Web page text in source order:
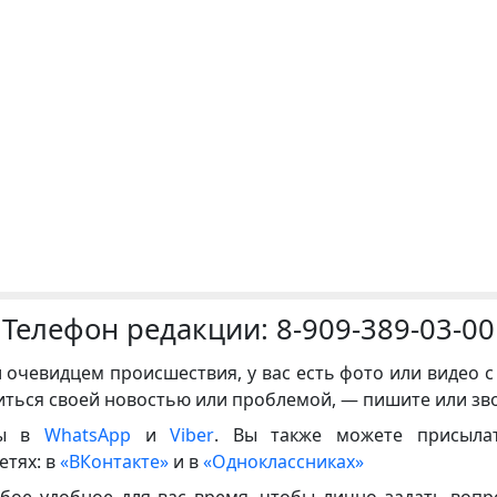
Телефон редакции: 8-909-389-03-00
очевидцем происшествия, у вас есть фото или видео
своей новостью или проблемой, — пишите или
в WhatsApp иViber. Вы также можете
в«ВКонтакте» и в«Одноклассниках»